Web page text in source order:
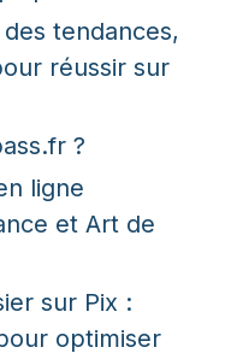
tendances,
réussir sur
?
ligne
et Art de
sur Pix :
optimiser